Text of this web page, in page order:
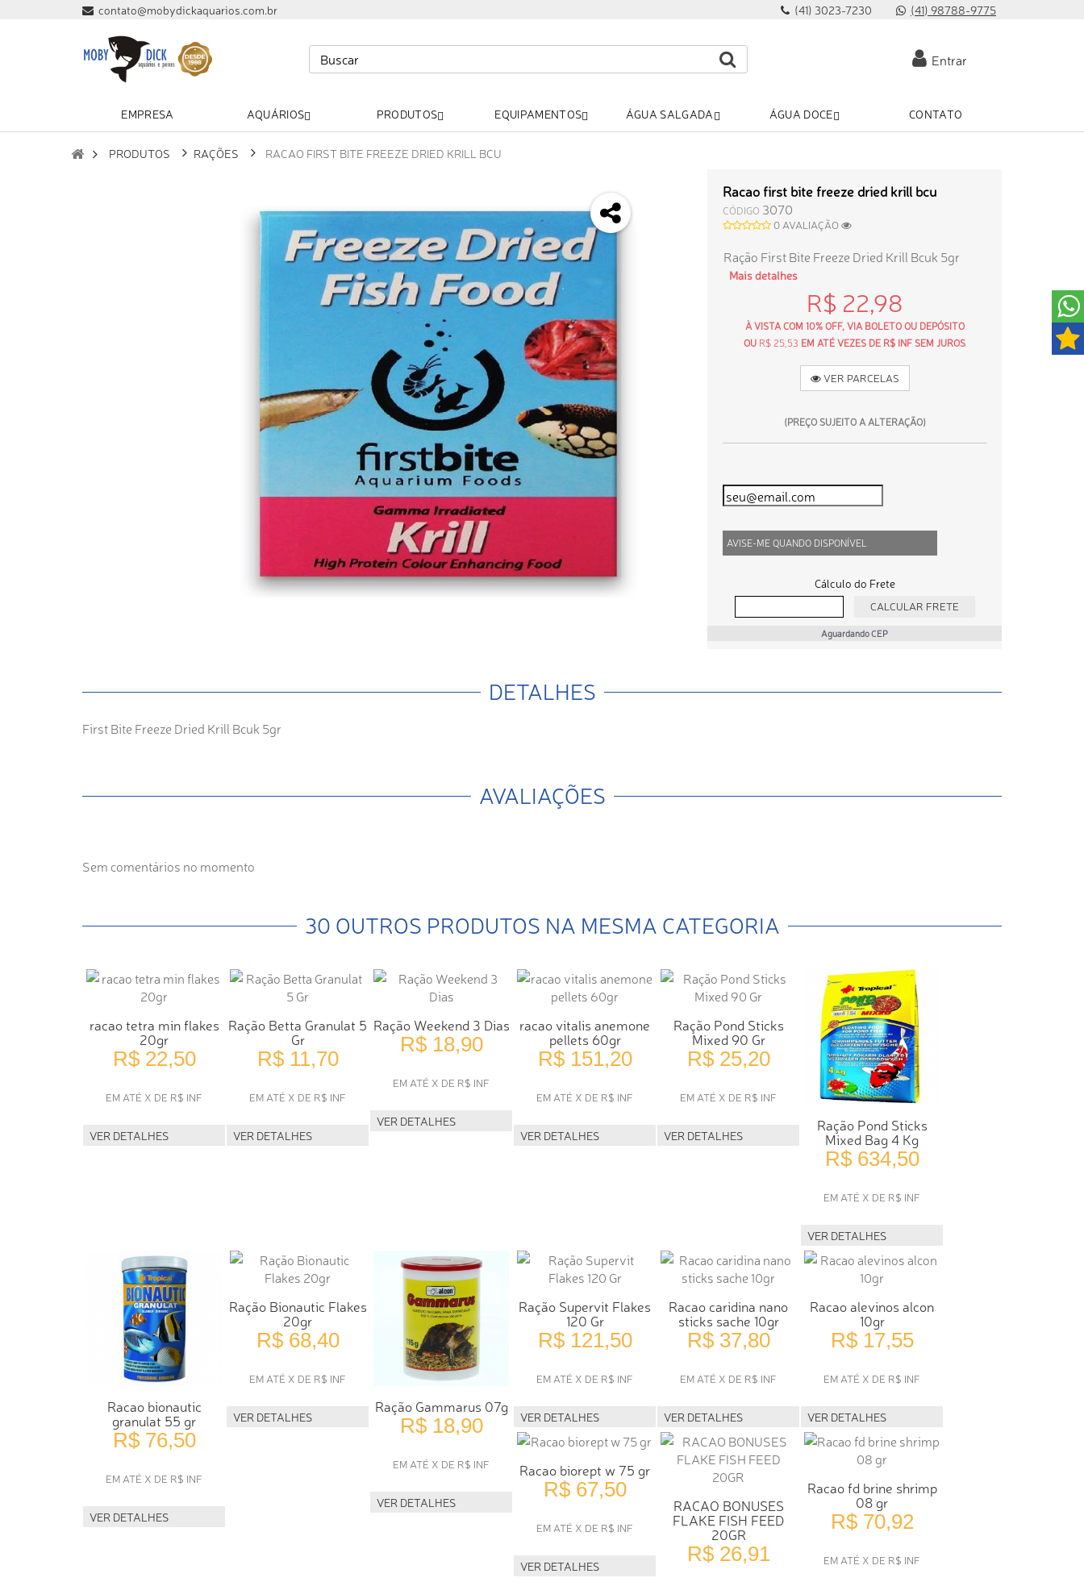
contato@mobydickaquarios.com.br (41) 3023-7230 (41) 98788-9775
Entrar
EMPRESA AQUÁRIOS PRODUTOS EQUIPAMENTOS ÁGUA SALGADA ÁGUA DOCE CONTATO
PRODUTOS RAÇÕES RACAO FIRST BITE FREEZE DRIED KRILL BCU
Racao first bite freeze dried krill bcu
CÓDIGO 3070
0 AVALIAÇÃO
Ração First Bite Freeze Dried Krill Bcuk 5gr
Mais detalhes
R$ 22,98
À VISTA COM 10% OFF, VIA BOLETO OU DEPÓSITO
OU R$ 25,53 EM ATÉ VEZES DE R$ INF SEM JUROS
VER PARCELAS
(PREÇO SUJEITO A ALTERAÇÃO)
AVISE-ME QUANDO DISPONÍVEL
Cálculo do Frete
Aguardando CEP
DETALHES
First Bite Freeze Dried Krill Bcuk 5gr
AVALIAÇÕES
Sem comentários no momento
30 OUTROS PRODUTOS NA MESMA CATEGORIA
racao tetra min flakes
20gr
R$ 22,50
EM ATÉ X DE R$ INF
VER DETALHES
Ração Betta Granulat 5
Gr
R$ 11,70
EM ATÉ X DE R$ INF
VER DETALHES
Ração Weekend 3 Dias
R$ 18,90
EM ATÉ X DE R$ INF
VER DETALHES
racao vitalis anemone
pellets 60gr
R$ 151,20
EM ATÉ X DE R$ INF
VER DETALHES
Ração Pond Sticks
Mixed 90 Gr
R$ 25,20
EM ATÉ X DE R$ INF
VER DETALHES
Ração Pond Sticks
Mixed Bag 4 Kg
R$ 634,50
EM ATÉ X DE R$ INF
VER DETALHES
Racao bionautic
granulat 55 gr
R$ 76,50
EM ATÉ X DE R$ INF
VER DETALHES
Ração Bionautic Flakes
20gr
R$ 68,40
EM ATÉ X DE R$ INF
VER DETALHES
Ração Gammarus 07g
R$ 18,90
EM ATÉ X DE R$ INF
VER DETALHES
Ração Supervit Flakes
120 Gr
R$ 121,50
EM ATÉ X DE R$ INF
VER DETALHES
Racao caridina nano
sticks sache 10gr
R$ 37,80
EM ATÉ X DE R$ INF
VER DETALHES
Racao alevinos alcon
10gr
R$ 17,55
EM ATÉ X DE R$ INF
VER DETALHES
Racao biorept w 75 gr
R$ 67,50
EM ATÉ X DE R$ INF
VER DETALHES
RACAO BONUSES
FLAKE FISH FEED
20GR
R$ 26,91
Racao fd brine shrimp
08 gr
R$ 70,92
EM ATÉ X DE R$ INF